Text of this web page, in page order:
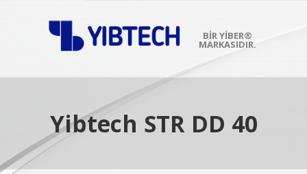
BIR YİBER®
MARKASIDIR.
Yibtech STR DD 40